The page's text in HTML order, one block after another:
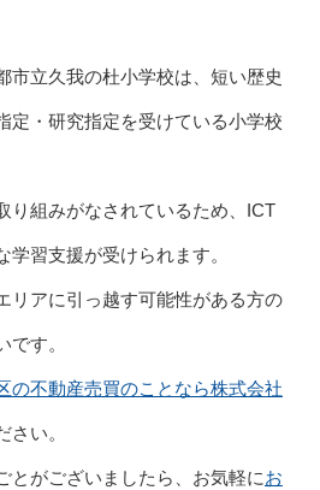
市立久我の杜小学校は、短い歴史
定・研究指定を受けている小学校
り組みがなされているため、ICT
習支援が受けられます。
リアに引っ越す可能性がある方の
す。
の不動産売買のことなら株式会社
さい。
とがございましたら、お気軽にお